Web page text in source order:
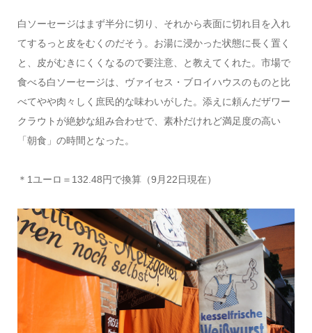
白ソーセージはまず半分に切り、それから表面に切れ目を入れ
てするっと皮をむくのだそう。お湯に浸かった状態に長く置く
と、皮がむきにくくなるので要注意、と教えてくれた。市場で
食べる白ソーセージは、ヴァイセス・ブロイハウスのものと比
べてやや肉々しく庶民的な味わいがした。添えに頼んだザワー
クラウトが絶妙な組み合わせで、素朴だけれど満足度の高い
「朝食」の時間となった。
＊1ユーロ＝132.48円で換算（9月22日現在）